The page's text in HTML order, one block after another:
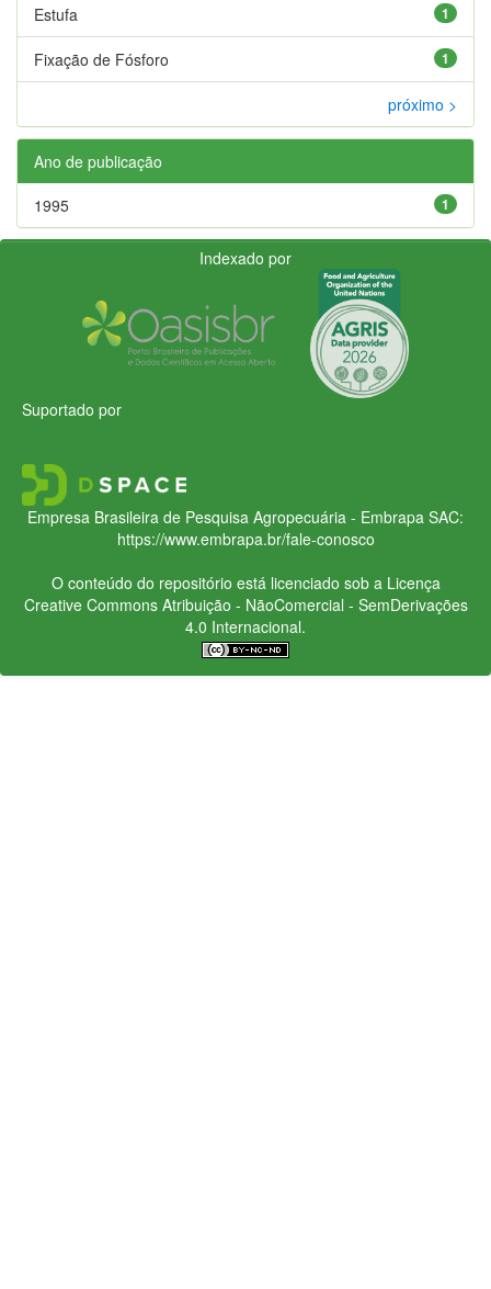
1
Estufa
1
Fixação de Fósforo
próximo >
Ano de publicação
1
1995
Indexado por
Suportado por
Empresa Brasileira de Pesquisa Agropecuária - Embrapa SAC:
https://www.embrapa.br/fale-conosco
O conteúdo do repositório está licenciado sob a Licença
Creative CommonsAtribuição - NãoComercial - SemDerivações
4.0 Internacional.